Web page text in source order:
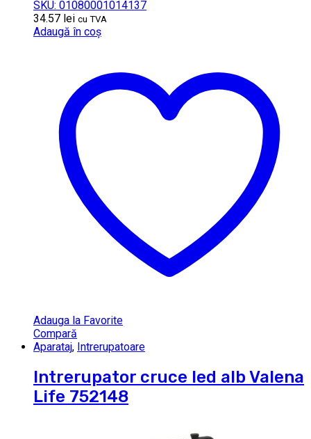
SKU: 01080001014137
34.57 lei cu TVA
Adaugă în coș
Adauga la Favorite
Compară
Aparataj, Intrerupatoare
Intrerupator cruce led alb Valena
Life 752148